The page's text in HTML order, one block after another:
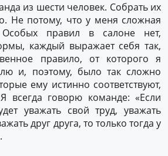
из шести человек. Собрать их
Не потому, что у меня сложная
Особых правил в салоне нет,
каждый выражает себя так,
правило, от которого я
и, поэтому, было так сложно
ему истинно соответствуют,
всегда говорю команде: «Если
уважать свой труд, уважать
друг друга, то только тогда у